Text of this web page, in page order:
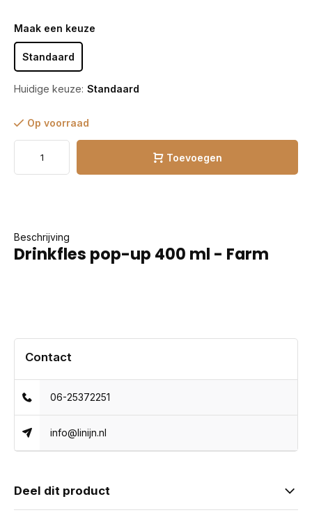
Maak een keuze
Standaard
Huidige keuze: Standaard
Op voorraad
Toevoegen
Beschrijving
Drinkfles pop-up 400 ml - Farm
Contact
06-25372251
info@linijn.nl
Deel dit product